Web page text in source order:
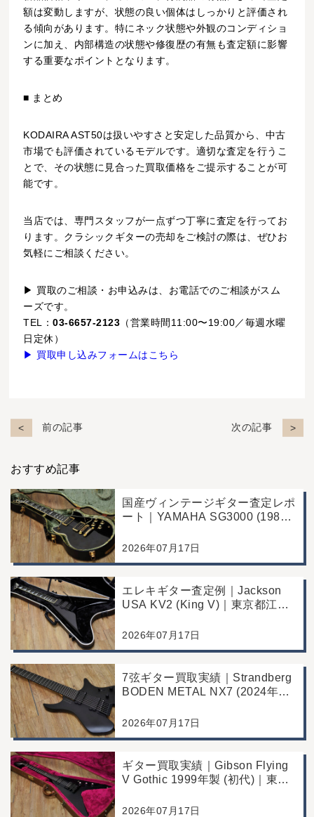
額は変動しますが、状態の良い個体はしっかりと評価され
る傾向があります。特にネック状態や外観のコンディショ
ンに加え、内部構造の状態や修復歴の有無も査定額に影響
する重要なポイントとなります。
■ まとめ
KODAIRA AST50は扱いやすさと安定した品質から、中古
市場でも評価されているモデルです。適切な査定を行うこ
とで、その状態に見合った買取価格をご提示することが可
能です。
当店では、専門スタッフが一点ずつ丁寧に査定を行ってお
ります。クラシックギターの売却をご検討の際は、ぜひお
気軽にご相談ください。
▶ 買取のご相談・お申込みは、お電話でのご相談がスム
ーズです。
TEL：03-6657-2123 （営業時間11:00〜19:00／毎週水曜
日定休）
▶ 買取申し込みフォームはこちら
前の記事 次の記事
おすすめ記事
国産ヴィンテージギター査定レポ
ート｜YAMAHA SG3000 (1988
り店舗にて買取
2026年07月17日
エレキギター査定例｜Jackson
USA KV2 (King V)｜東京都江戸
2026年07月17日
7弦ギター買取実績｜Strandberg
BODEN METAL NX7 (2024年製)
店
2026年07月17日
ギター買取実績｜Gibson Flying
V Gothic 1999年製 (初代)｜東京
2026年07月17日